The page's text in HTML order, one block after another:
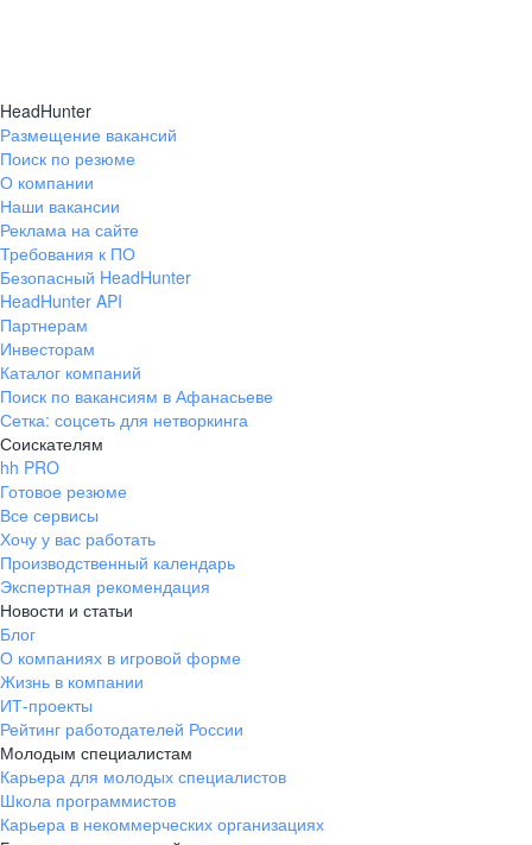
HeadHunter
Размещение вакансий
Поиск по резюме
О компании
Наши вакансии
Реклама на сайте
Требования к ПО
Безопасный HeadHunter
HeadHunter API
Партнерам
Инвесторам
Каталог компаний
Поиск по вакансиям в Афанасьеве
Сетка: соцсеть для нетворкинга
Соискателям
hh PRO
Готовое резюме
Все сервисы
Хочу у вас работать
Производственный календарь
Экспертная рекомендация
Новости и статьи
Блог
О компаниях в игровой форме
Жизнь в компании
ИТ-проекты
Рейтинг работодателей России
Молодым специалистам
Карьера для молодых специалистов
Школа программистов
Карьера в некоммерческих организациях